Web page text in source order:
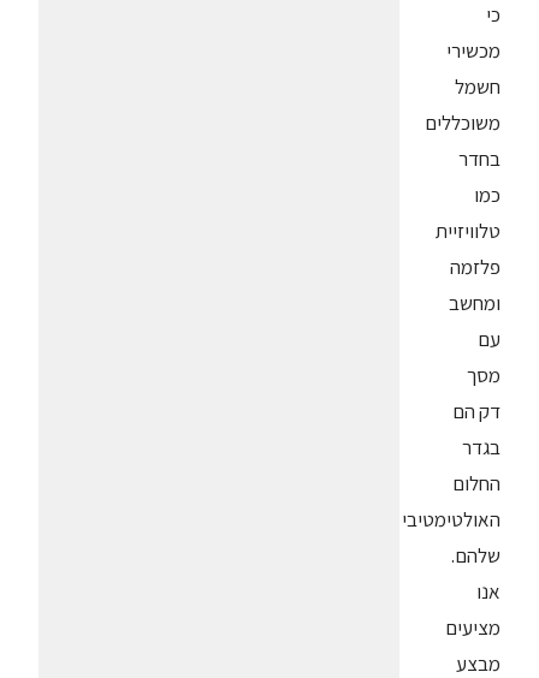
כי
מכשירי
חשמל
משוכללים
בחדר
כמו
טלוויזיית
פלזמה
ומחשב
עם
מסך
דק הם
בגדר
החלום
האולטימטיבי
שלהם.
אנו
מציעים
מבצע